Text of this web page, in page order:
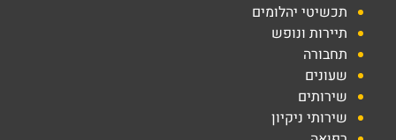
תכשיטי יהלומים
תיירות ונופש
תחבורה
שעונים
שירותים
שירותי ניקיון